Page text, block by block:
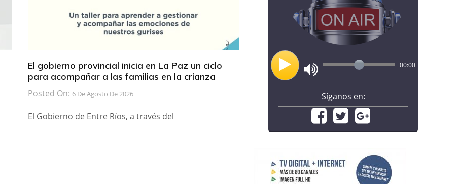
El gobierno provincial inicia en La Paz un ciclo
para acompañar a las familias en la crianza
Posted On: 6 De Agosto De 2026
El Gobierno de Entre Ríos, a través del
00:00
Síganos en: